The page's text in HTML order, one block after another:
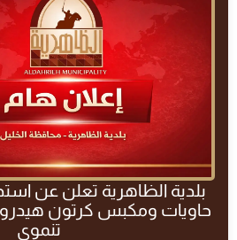
بلدية الظاهرية تعلن عن
حاويات ومكبس كرتون
تنموي